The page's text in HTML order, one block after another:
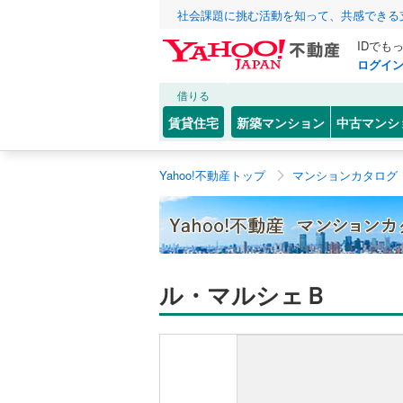
社会課題に挑む活動を知って、共感でき
IDでも
ログイン
借りる
賃貸住宅 新築マンション 中古マンシ
Yahoo!不動産トップ マンションカタログ
ル・マルシェＢ